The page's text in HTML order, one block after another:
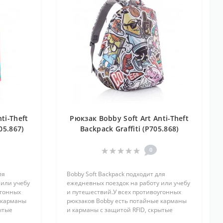
Theft
учебу
Рюкзак Bobby Soft Art Anti-Theft
Backpack Graffiti (P705.868)
0
Bobby Soft Backpack подходит для
ежедневных поездок на работу или учебу
и путешествий.У всех противоугонных
рюкзаков Bobby есть потайные карманы
и карманы с защитой RFID, скрытые